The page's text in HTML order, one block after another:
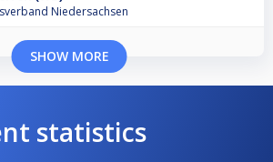
Niedersachsen
SHOW MORE
statistics